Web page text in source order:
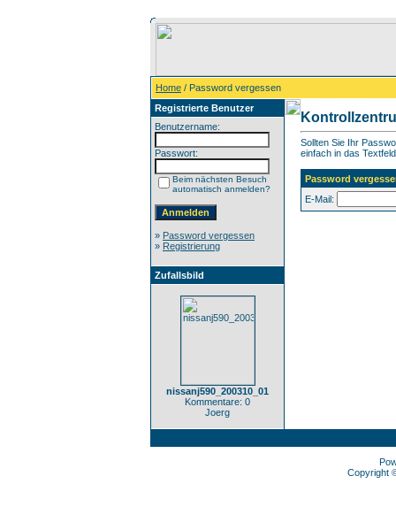
Home / Password vergessen
Registrierte Benutzer
Benutzername:
Passwort:
Beim nächsten Besuch
automatisch anmelden?
» Password vergessen
» Registrierung
Zufallsbild
nissanj590_200310_01
Kommentare: 0
Joerg
Sollten Sie Ihr
einfach in das
Password
E-Mail:
Copyright